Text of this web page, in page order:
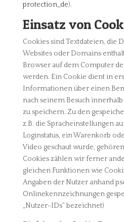
protection_de).
Einsatz von
Cookies sind Textdateien, die
Websites oder Domains
Browser auf dem Computer
werden. Ein Cookie dient in
Informationen über einen
nach seinem Besuch
zu speichern. Zu den
z.B. die Spracheinstellungen
Loginstatus, ein Warenkorb
Video geschaut wurde,
Cookies zählen wir ferner
gleichen Funktionen wie
Angaben der Nutzer anhand
Onlinekennzeichnungen
„Nutzer-IDs“ bezeichnet)